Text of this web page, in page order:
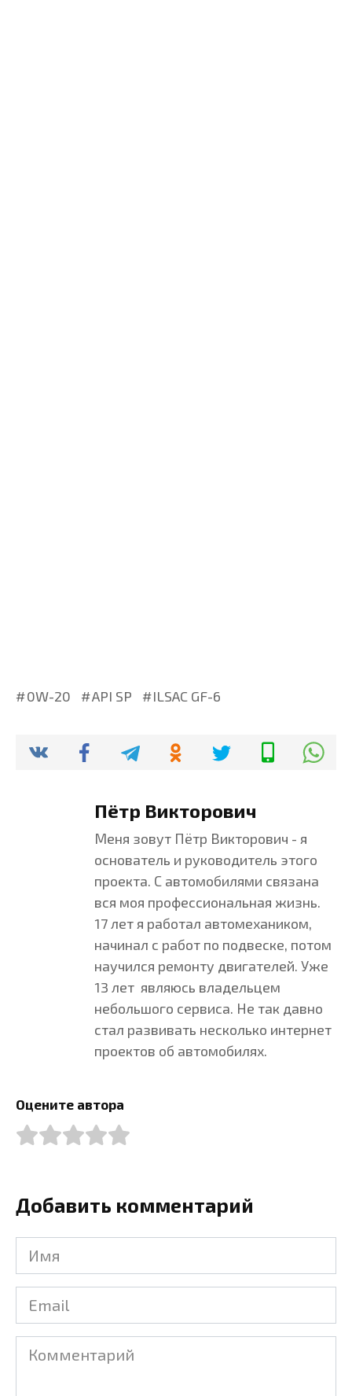
0W-20 API SP ILSAC GF-6
Пётр Викторович
Меня зовут Пётр Викторович - я
основатель и руководитель этого
проекта. С автомобилями связана
вся моя профессиональная жизнь.
17 лет я работал автомехаником,
начинал с работ по подвеске, потом
научился ремонту двигателей. Уже
13 лет являюсь владельцем
небольшого сервиса. Не так давно
стал развивать несколько интернет
проектов об автомобилях.
Оцените автора
Добавить комментарий
Имя
Email
Комментарий